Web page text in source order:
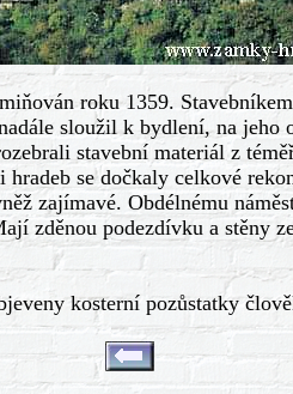
roku 1359.
sloužil k bydlení, na jeho
stavební materiál z
se dočkaly celkové
zajímavé. Obdélnému
zděnou podezdívku a stěny
kosterní pozůstatky